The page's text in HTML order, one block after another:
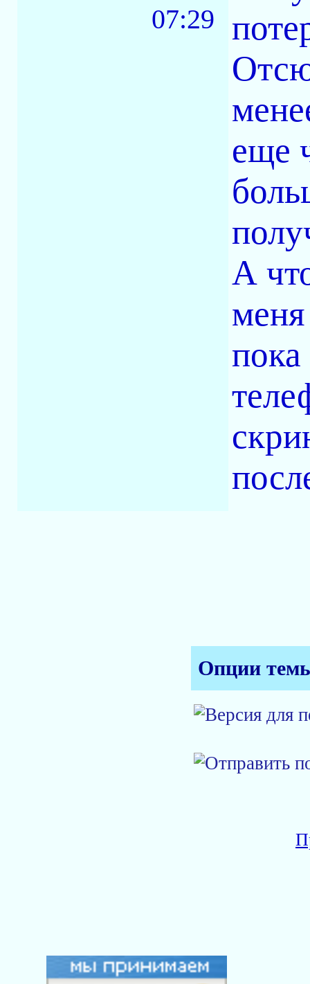
07:29
еще
А
Опции